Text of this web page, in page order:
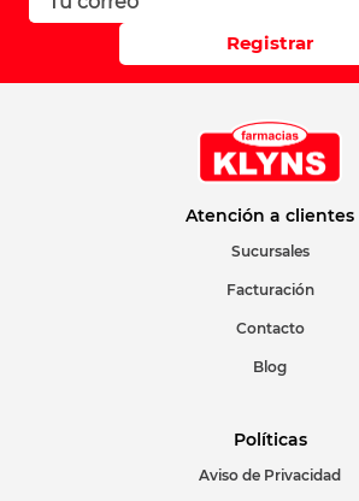
Registrar
Atención a clientes
Sucursales
Facturación
Contacto
Blog
Políticas
Aviso de Privacidad